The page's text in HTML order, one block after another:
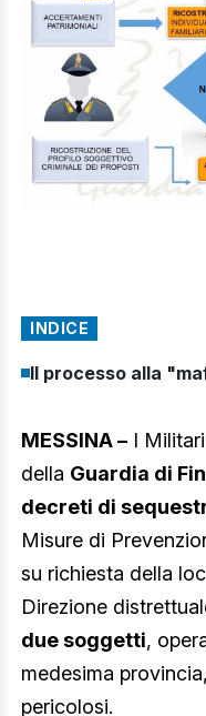
INDICE
Il processo alla
MESSINA – I
della Guardia di
decreti di
Misure di
su richiesta della
Direzione
due soggetti,
medesima
pericolosi.